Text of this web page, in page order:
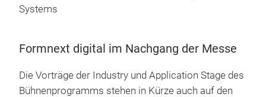
Systems
Formnext digital im Nachgang der Messe
Die Vorträge der Industry und Application Stage des
Bühnenprogramms stehen in Kürze auch auf den